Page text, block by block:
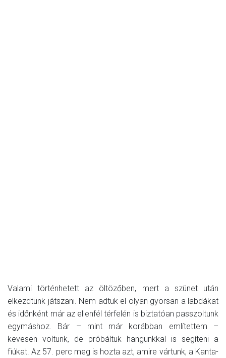
Valami történhetett az öltözőben, mert a szünet után
elkezdtünk játszani. Nem adtuk el olyan gyorsan a labdákat
és időnként már az ellenfél térfelén is biztatóan passzoltunk
egymáshoz. Bár – mint már korábban említettem –
kevesen voltunk, de próbáltuk hangunkkal is segíteni a
fiúkat. Az 57. perc meg is hozta azt, amire vártunk, a Kanta-